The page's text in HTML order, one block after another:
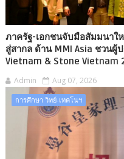
ภาครัฐ-เอกชนจับมือสัมมนาใ
สู่สากล ด้าน MMI Asia ชวนผู้
Vietnam & Stone Vietnam
Admin Aug 07, 2026
การศึกษา วิทย์-เทคโนฯ